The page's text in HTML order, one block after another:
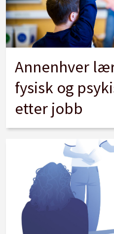
Annenhver
fysisk og
etter jobb